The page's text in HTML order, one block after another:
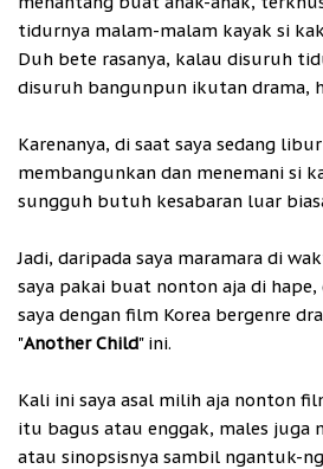
tidurnya malam-malam kayak si
Duh bete rasanya, kalau disuruh
disuruh bangunpun ikutan drama,
Karenanya, di saat saya sedang
membangunkan dan menemani si
sungguh butuh kesabaran luar
Jadi, daripada saya maramara di
saya pakai buat nonton aja di
saya dengan film Korea bergenre
"Another Child" ini.
Kali ini saya asal milih aja nonton
itu bagus atau enggak, males juga
atau sinopsisnya sambil ngantuk-